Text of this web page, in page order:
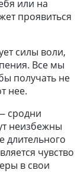
или на
проявиться
силы воли,
Все мы
получать не
нее.
сродни
неизбежны
длительного
чувство
в свои